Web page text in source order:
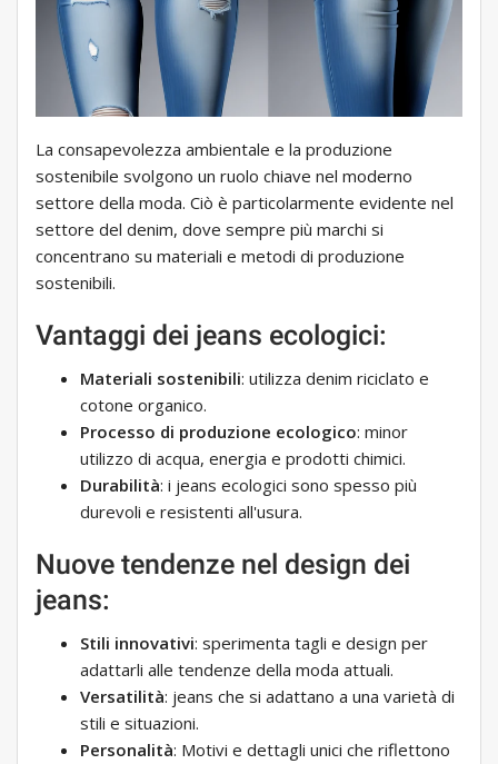
La consapevolezza ambientale e la produzione
sostenibile svolgono un ruolo chiave nel moderno
settore della moda. Ciò è particolarmente evidente nel
settore del denim, dove sempre più marchi si
concentrano su materiali e metodi di produzione
sostenibili.
Vantaggi dei jeans ecologici:
Materiali sostenibili: utilizza denim riciclato e
cotone organico.
Processo di produzione ecologico: minor
utilizzo di acqua, energia e prodotti chimici.
Durabilità: i jeans ecologici sono spesso più
durevoli e resistenti all'usura.
Nuove tendenze nel design dei
jeans:
Stili innovativi: sperimenta tagli e design per
adattarli alle tendenze della moda attuali.
Versatilità: jeans che si adattano a una varietà di
stili e situazioni.
Personalità: Motivi e dettagli unici che riflettono